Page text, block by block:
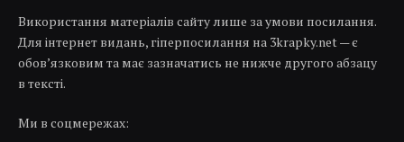
Використання матеріалів сайту лише за умови посилання.
Для інтернет видань, гіперпосилання на 3krapky.net — є
обов’язковим та має зазначатись не нижче другого абзацу
в тексті.
Ми в соцмережах: